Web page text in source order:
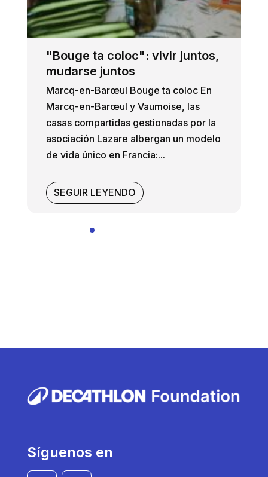
"Bouge ta coloc": vivir juntos,
mudarse juntos
Marcq-en-Barœul Bouge ta coloc En
Marcq-en-Barœul y Vaumoise, las
casas compartidas gestionadas por la
asociación Lazare albergan un modelo
de vida único en Francia:...
SEGUIR LEYENDO
Síguenos en